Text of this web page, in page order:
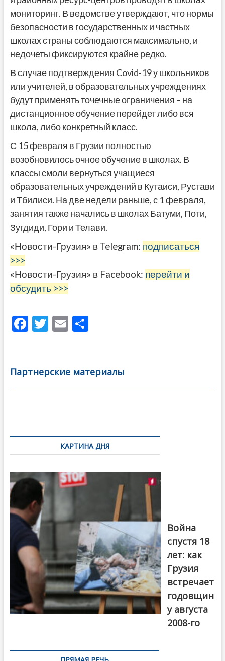
мониторинг. В ведомстве утверждают, что нормы
безопасности в государственных и частных
школах страны соблюдаются максимально, и
недочеты фиксируются крайне редко.
В случае подтверждения Covid-19 у школьников
или учителей, в образовательных учреждениях
будут применять точечные ограничения – на
дистанционное обучение перейдет либо вся
школа, либо конкретный класс.
С 15 февраля в Грузии полностью
возобновилось очное обучение в школах. В
классы смоли вернуться учащиеся
образовательных учреждений в Кутаиси, Рустави
и Тбилиси. На две недели раньше, с 1 февраля,
занятия также начались в школах Батуми, Поти,
Зугдиди, Гори и Телави.
«Новости-Грузия» в Telegram: подписаться
>>>
«Новости-Грузия» в Facebook: перейти и
обсудить >>>
F
b
o
T
er
E
l
О
а
в
Партнерские материалы
по
записямКАРТИНА ДНЯ
года. Фото:
Первый канал
Война
спустя 18
лет: как
Грузия
встречает
годовщин
у августа
2008-го